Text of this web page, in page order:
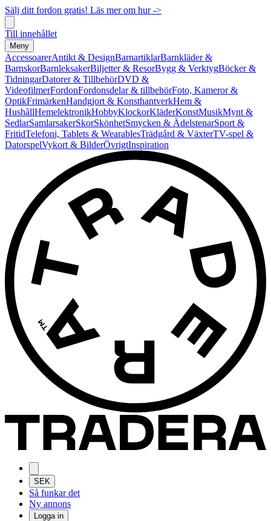
Sälj ditt fordon gratis! Läs mer om hur ->
Till innehållet
Meny
AccessoarerAntikt & DesignBarnartiklarBarnkläder &
BarnskorBarnleksakerBiljetter & ResorBygg & VerktygBöcker &
TidningarDatorer & TillbehörDVD &
VideofilmerFordonFordonsdelar & tillbehörFoto, Kameror &
OptikFrimärkenHandgjort & KonsthantverkHem &
HushållHemelektronikHobbyKlockorKläderKonstMusikMynt &
SedlarSamlarsakerSkorSkönhetSmycken & ÄdelstenarSport &
FritidTelefoni, Tablets & WearablesTrädgård & VäxterTV-spel &
DatorspelVykort & BilderÖvrigtInspiration
SEK
Så funkar det
Ny annons
Logga in